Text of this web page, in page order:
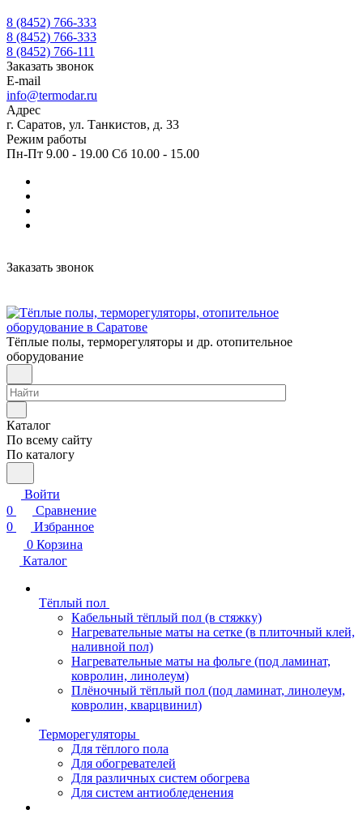
8 (8452) 766-333
8 (8452) 766-333
8 (8452) 766-111
Заказать звонок
E-mail
info@termodar.ru
Адрес
г. Саратов, ул. Танкистов, д. 33
Режим работы
Пн-Пт 9.00 - 19.00 Сб 10.00 - 15.00
Заказать звонок
Тёплые полы, терморегуляторы и др. отопительное
оборудование
Каталог
По всему сайту
По каталогу
Войти
0
Сравнение
0
Избранное
0 Корзина
Каталог
Тёплый пол
Кабельный тёплый пол (в стяжку)
Нагревательные маты на сетке (в плиточный клей,
наливной пол)
Нагревательные маты на фольге (под ламинат,
ковролин, линолеум)
Плёночный тёплый пол (под ламинат, линолеум,
ковролин, кварцвинил)
Терморегуляторы
Для тёплого пола
Для обогревателей
Для различных систем обогрева
Для систем антиобледенения